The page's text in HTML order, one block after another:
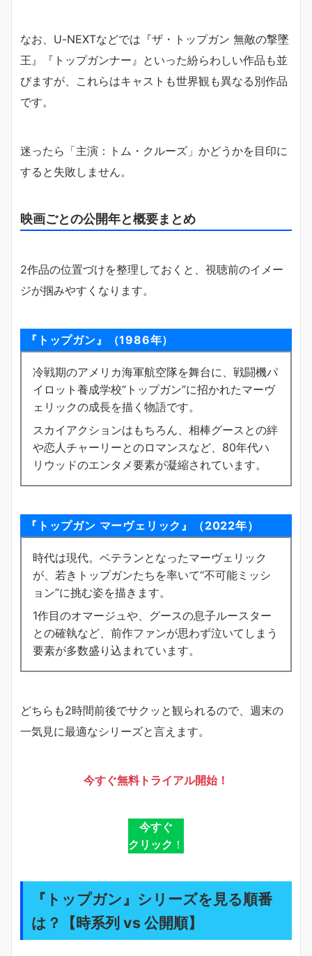
なお、U-NEXTなどでは『ザ・トップガン 無敵の撃墜
王』『トップガンナー』といった紛らわしい作品も並
びますが、これらはキャストも世界観も異なる別作品
です。
迷ったら「主演：トム・クルーズ」かどうかを目印に
すると失敗しません。
映画ごとの公開年と概要まとめ
2作品の位置づけを整理しておくと、視聴前のイメー
ジが掴みやすくなります。
『トップガン』（1986年）
冷戦期のアメリカ海軍航空隊を舞台に、戦闘機パ
イロット養成学校“トップガン”に招かれたマーヴ
ェリックの成長を描く物語です。
スカイアクションはもちろん、相棒グースとの絆
や恋人チャーリーとのロマンスなど、80年代ハ
リウッドのエンタメ要素が凝縮されています。
『トップガン マーヴェリック』（2022年）
時代は現代。ベテランとなったマーヴェリック
が、若きトップガンたちを率いて“不可能ミッシ
ョン”に挑む姿を描きます。
1作目のオマージュや、グースの息子ルースター
との確執など、前作ファンが思わず泣いてしまう
要素が多数盛り込まれています。
どちらも2時間前後でサクッと観られるので、週末の
一気見に最適なシリーズと言えます。
今すぐ無料トライアル開始！
今すぐ
クリック ！
『トップガン』シリーズを見る順番
は？【時系列 vs 公開順】